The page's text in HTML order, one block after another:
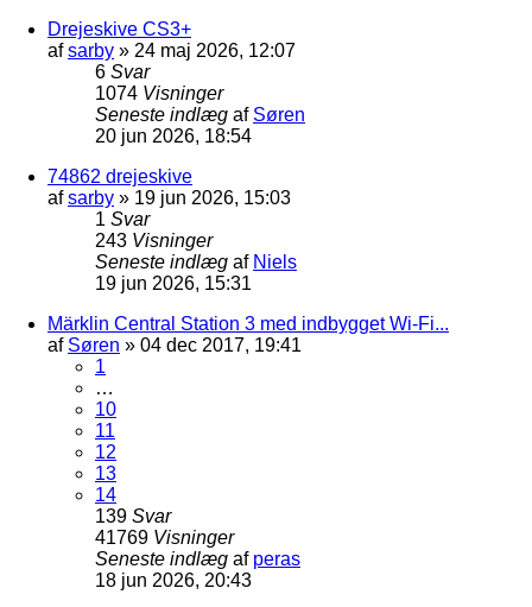
Drejeskive CS3+
afsarby » 24 maj 2026, 12:07
6 Svar
1074 Visninger
Seneste indlæg af Søren
20 jun 2026, 18:54
74862 drejeskive
afsarby » 19 jun 2026, 15:03
1 Svar
243 Visninger
Seneste indlæg af Niels
19 jun 2026, 15:31
Märklin Central Station 3 med indbygget Wi-Fi...
af Søren » 04 dec 2017, 19:41
1
…
10
11
12
13
14
139 Svar
41769 Visninger
Seneste indlæg af peras
18 jun 2026, 20:43